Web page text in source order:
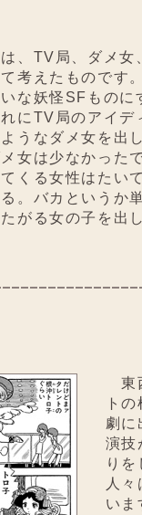
、TV局、ダメ女
考えたものです
な妖怪SFものに
にTV局のアイデ
うなダメ女を出
女は少なかった
くる女性はたい
。バカというか
がる女の子を出
東
ト
劇に
演技
り
人
いま